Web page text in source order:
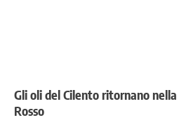
Gli oli del Cilento ritornano
Rosso